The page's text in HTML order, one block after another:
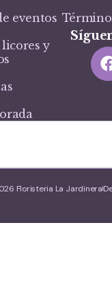
eventos
licores y
Floristeria La Jardinera